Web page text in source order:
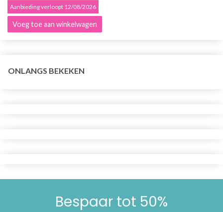
Aanbieding verloopt 12/08/2026
Voeg toe aan winkelwagen
ONLANGS BEKEKEN
Bespaar tot 50%